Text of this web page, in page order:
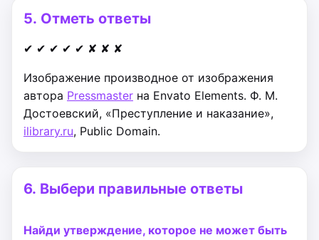
5. Отметь ответы
✔ ✔ ✔ ✔ ✔ ✘ ✘ ✘
Изображение производное от изображения
автора Pressmaster на Envato Elements. Ф. М.
Достоевский, «Преступление и наказание»,
ilibrary.ru, Public Domain.
6. Выбери правильные ответы
Найди утверждение, которое не может быть